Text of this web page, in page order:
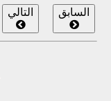
السابق التالي